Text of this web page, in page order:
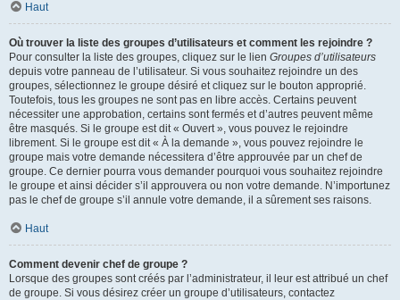
Haut
Où trouver la liste des groupes d’utilisateurs et comment les rejoindre ?
Pour consulter la liste des groupes, cliquez sur le lien Groupes d’utilisateurs
depuis votre panneau de l’utilisateur. Si vous souhaitez rejoindre un des
groupes, sélectionnez le groupe désiré et cliquez sur le bouton approprié.
Toutefois, tous les groupes ne sont pas en libre accès. Certains peuvent
nécessiter une approbation, certains sont fermés et d’autres peuvent même
être masqués. Si le groupe est dit « Ouvert », vous pouvez le rejoindre
librement. Si le groupe est dit « À la demande », vous pouvez rejoindre le
groupe mais votre demande nécessitera d’être approuvée par un chef de
groupe. Ce dernier pourra vous demander pourquoi vous souhaitez rejoindre
le groupe et ainsi décider s’il approuvera ou non votre demande. N’importunez
pas le chef de groupe s’il annule votre demande, il a sûrement ses raisons.
Haut
Comment devenir chef de groupe ?
Lorsque des groupes sont créés par l’administrateur, il leur est attribué un chef
de groupe. Si vous désirez créer un groupe d’utilisateurs, contactez